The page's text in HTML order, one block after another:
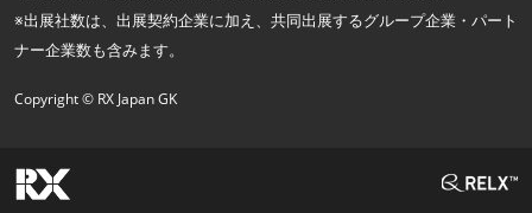
※出展社数は、出展契約企業に加え、共同出展するグループ企業・パート
ナー企業数も含みます。
Copyright © RX Japan GK